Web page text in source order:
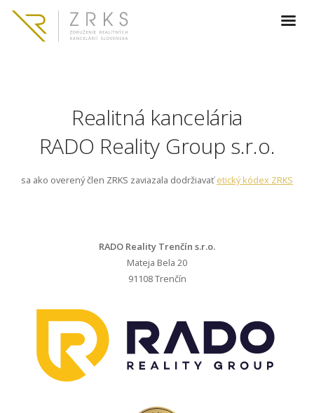
Realitná kancelária
RADO Reality Group s.r.o.
sa ako overený člen ZRKS zaviazala dodržiavaťetický kódex ZRKS
RADO Reality Trenčín s.r.o.
Mateja Bela 20
91108 Trenčín